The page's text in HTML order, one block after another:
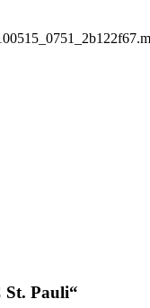
St. Pauli“